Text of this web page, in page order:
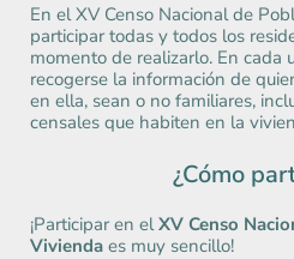
En el XV Censo Nacional de
participar todas y todos los
momento de realizarlo. En cada
recogerse la información de
en ella, sean o no familiares,
censales que habiten en la
¿Cómo
¡Participar en elXV Censo
Vivienda es muy sencillo!